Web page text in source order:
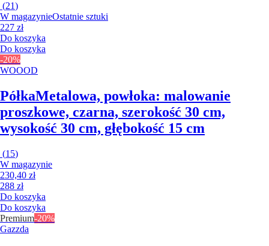
(21)
W magazynieOstatnie sztuki
227 zł
Do koszyka
Do koszyka
-20%
WOOOD
PółkaMetalowa, powłoka: malowanie
proszkowe, czarna, szerokość 30 cm,
wysokość 30 cm, głębokość 15 cm
(15)
W magazynie
230,40 zł
288 zł
Do koszyka
Do koszyka
Premium-20%
Gazzda